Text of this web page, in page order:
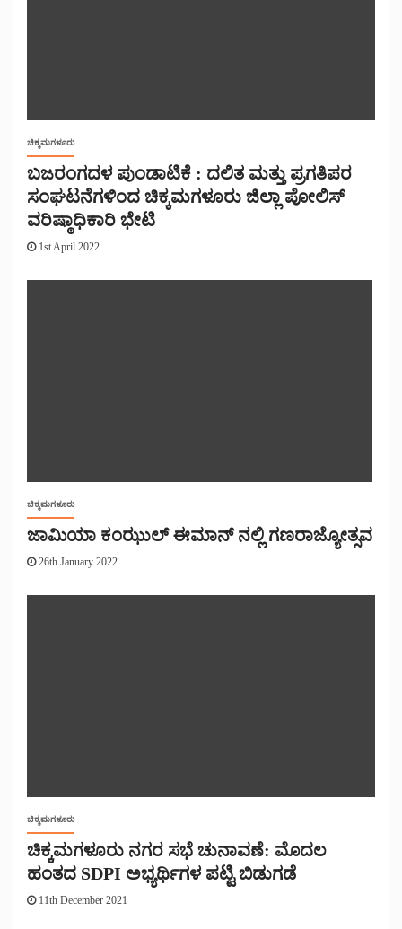
ಚಿಕ್ಕಮಗಳೂರು
ಬಜರಂಗದಳ ಪುಂಡಾಟಿಕೆ : ದಲಿತ ಮತ್ತು ಪ್ರಗತಿಪರ
ಸಂಘಟನೆಗಳಿಂದ ಚಿಕ್ಕಮಗಳೂರು ಜಿಲ್ಲಾ ಪೋಲಿಸ್
ವರಿಷ್ಠಾಧಿಕಾರಿ ಭೇಟಿ
1st April 2022
ಚಿಕ್ಕಮಗಳೂರು
ಜಾಮಿಯಾ ಕಂಝುಲ್ ಈಮಾನ್ ನಲ್ಲಿ ಗಣರಾಜ್ಯೋತ್ಸವ
26th January 2022
ಚಿಕ್ಕಮಗಳೂರು
ಚಿಕ್ಕಮಗಳೂರು ನಗರ ಸಭೆ ಚುನಾವಣೆ: ಮೊದಲ
ಹಂತದ SDPI ಅಭ್ಯರ್ಥಿಗಳ ಪಟ್ಟಿ ಬಿಡುಗಡೆ
11th December 2021